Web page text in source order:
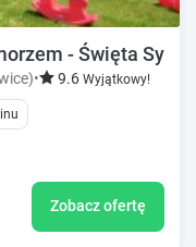
- Święta
• 9.6 Wyjątkowy!
Zobacz ofertę